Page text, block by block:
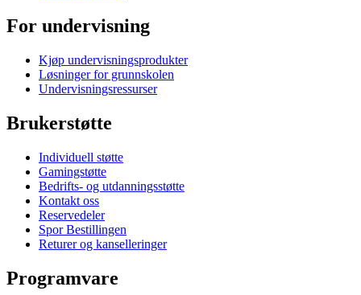
For undervisning
Kjøp undervisningsprodukter
Løsninger for grunnskolen
Undervisningsressurser
Brukerstøtte
Individuell støtte
Gamingstøtte
Bedrifts- og utdanningsstøtte
Kontakt oss
Reservedeler
Spor Bestillingen
Returer og kanselleringer
Programvare